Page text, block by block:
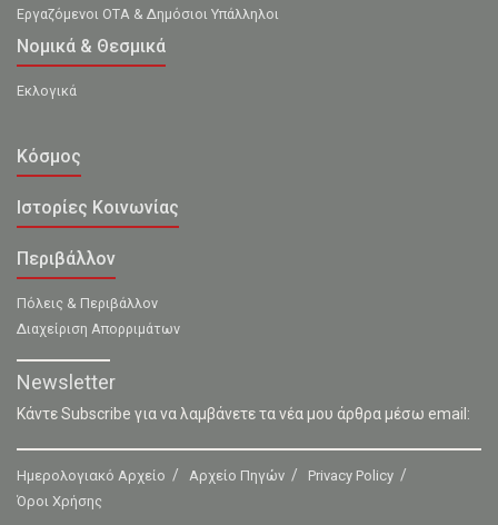
Εργαζόμενοι ΟΤΑ & Δημόσιοι Υπάλληλοι
Νομικά & Θεσμικά
Εκλογικά
Κόσμος
Ιστορίες Κοινωνίας
Περιβάλλον
Πόλεις & Περιβάλλον
Διαχείριση Απορριμάτων
Newsletter
Κάντε Subscribe για να λαμβάνετε τα νέα μου άρθρα μέσω email:
Ημερολογιακό Αρχείο Αρχείο Πηγών
Privacy Policy
Όροι Χρήσης